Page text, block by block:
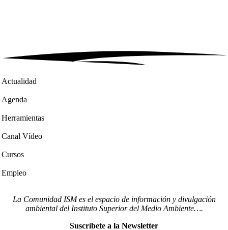
Actualidad
Agenda
Herramientas
Canal Vídeo
Cursos
Empleo
La Comunidad ISM es el espacio de información y divulgación
ambiental del Instituto Superior del Medio Ambiente….
Suscríbete a la Newsletter